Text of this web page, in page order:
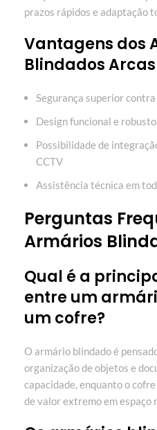
prazos rápidos e adaptação
Vantagens dos
Blindados
Segurança superior
Design funcional e robusto
Possibilidade de
CCTV
Assistência técnica em
Perguntas
Armários
Qual é a
entre um
um cofre?
O armário blindado é
organização de objetos e
capacidade, enquanto o
de valor extremo em espaço